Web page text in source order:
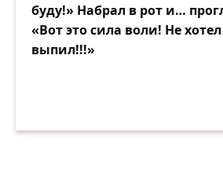
буду!» Набрал в рот и…
«Вот это сила воли! Не
выпил!!!»